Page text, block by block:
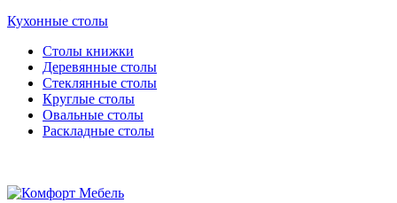
Кухонные столы
Столы книжки
Деревянные столы
Стеклянные столы
Круглые столы
Овальные столы
Раскладные столы